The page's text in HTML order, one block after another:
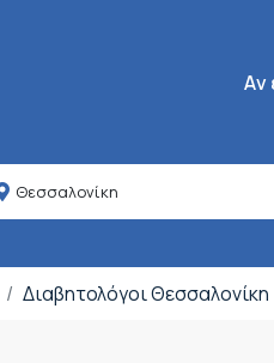
Aν
Διαβητολόγοι Θεσσαλονίκη